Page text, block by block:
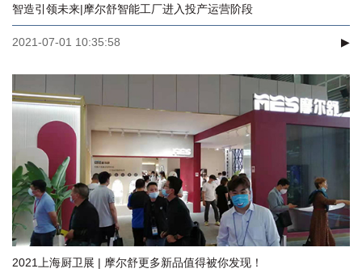
智造引领未来|摩尔舒智能工厂进入投产运营阶段
2021-07-01 10:35:58 ▶
2021上海厨卫展 | 摩尔舒更多新品值得被你发现！